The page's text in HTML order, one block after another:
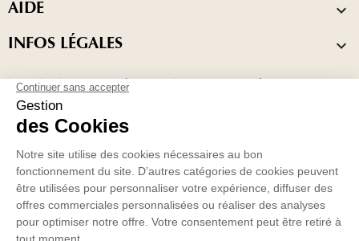
AIDE 
INFOS LÉGALES 
Marchand approuvé par la Société des Avis Garantis,cliquez ici pour
vérifier.
© 2026 - Matière Brute Lab - Tous droits réservés